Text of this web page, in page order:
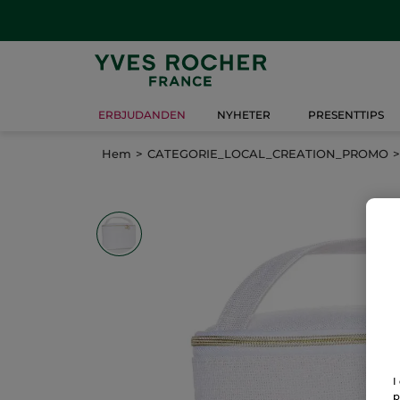
ERBJUDANDEN NYHETER PRESENTTIPS
Hem CATEGORIE_LOCAL_CREATION_PROMO
I